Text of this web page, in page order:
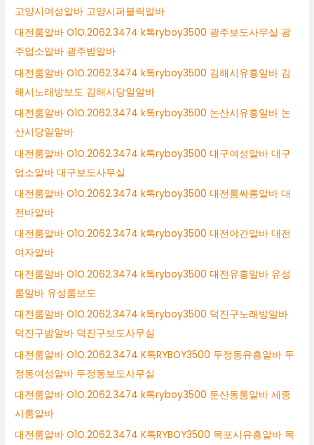
고양시여성알바 고양시퍼블릭알바
대전룸알바 O1O.2062.3474 k톡ryboy3500 광주보도사무실 광
주업소알바 광주밤알바
대전룸알바 O1O.2062.3474 k톡ryboy3500 김해시유흥알바 김
해시노래방보도 김해시당일알바
대전룸알바 O1O.2062.3474 k톡ryboy3500 논산시유흥알바 논
산시당일알바
대전룸알바 O1O.2062.3474 k톡ryboy3500 대구여성알바 대구
업소알바 대구보도사무실
대전룸알바 O1O.2062.3474 k톡ryboy3500 대전룸싸롱알바 대
전바알바
대전룸알바 O1O.2062.3474 k톡ryboy3500 대전야간알바 대전
여자알바
대전룸알바 O1O.2062.3474 k톡ryboy3500 대전유흥알바 유성
룸알바 유성룸보도
대전룸알바 O1O.2062.3474 k톡ryboy3500 덕진구노래방알바
덕진구밤알바 덕진구보도사무실
대전룸알바 O1O.2062.3474 K톡RYBOY3500 두정동유흥알바 두
정동여성알바 두정동보도사무실
대전룸알바 O1O.2062.3474 k톡ryboy3500 둔산동룸알바 세종
시룸알바
대전룸알바 O1O.2062.3474 K톡RYBOY3500 목포시유흥알바 목